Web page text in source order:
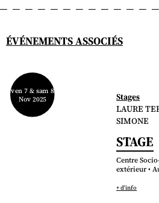
ÉVÉNEMENTS ASSOCIÉS
Stages
ven 7 & sam 8
Nov 2025
LAURE
SIMONE
STAGE
Centre
extérieur •
+ d'info